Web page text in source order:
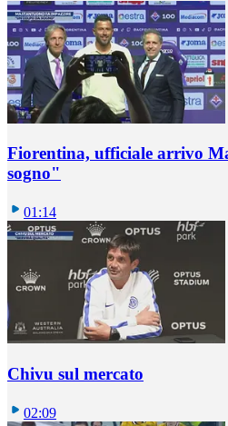
Fiorentina, ufficiale arrivo
sogno"
01:14
Chivu sul mercato
02:09